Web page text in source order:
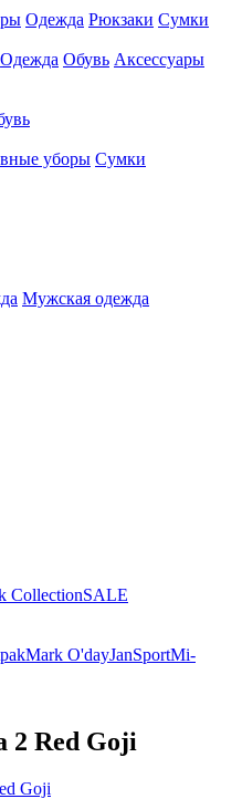
Одежда Рюкзаки Сумки
Одежда Обувь Аксессуары
уборы Сумки
Мужская одежда
CollectionSALE
Mark O'dayJanSportMi-
Red Goji